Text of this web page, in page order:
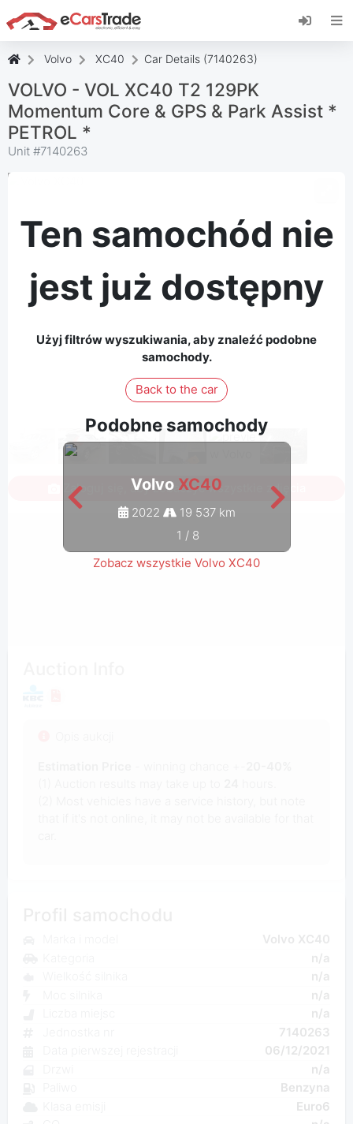
Zainstaluj aplikację internetową eCarsTrade,
dodaj ją do ekranu głównego i otrzymuj
Volvo XC40 Car Details (7140263)
VOLVO - VOL XC40 T2 129PK
Momentum Core & GPS & Park Assist *
PETROL *
Unit #7140263
Ten samochód nie
jest już dostępny
Użyj filtrów wyszukiwania, aby znaleźć podobne
samochody.
Back to the car
Podobne samochody
Volvo XC40
2022
19 537 km
1 / 8
Zobacz wszystkie Volvo XC40
Zaloguj się, aby zobaczyć wszystkie zdjęcia
n/a
n/a
n/a
n/a
7140263
06/12/2021
n/a
Benzyna
Euro6